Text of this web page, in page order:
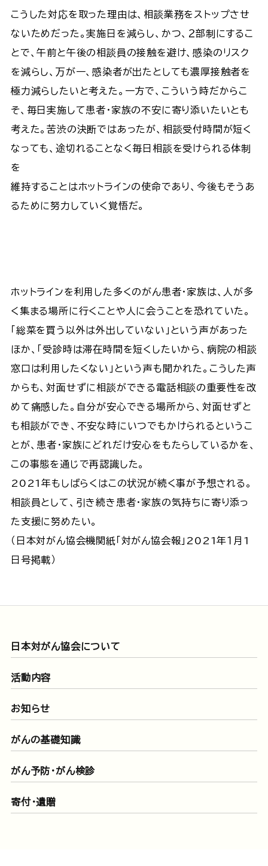
こうした対応を取った理由は、相談業務をストップさせ
ないためだった。実施日を減らし、かつ、２部制にするこ
とで、午前と午後の相談員の接触を避け、感染のリスク
を減らし、万が一、感染者が出たとしても濃厚接触者を
極力減らしたいと考えた。一方で、こういう時だからこ
そ、毎日実施して患者・家族の不安に寄り添いたいとも
考えた。苦渋の決断ではあったが、相談受付時間が短く
なっても、途切れることなく毎日相談を受けられる体制
を
維持することはホットラインの使命であり、今後もそうあ
るために努力していく覚悟だ。
ホットラインを利用した多くのがん患者・家族は、人が多
く集まる場所に行くことや人に会うことを恐れていた。
「総菜を買う以外は外出していない」という声があった
ほか、「受診時は滞在時間を短くしたいから、病院の相談
窓口は利用したくない」という声も聞かれた。こうした声
からも、対面せずに相談ができる電話相談の重要性を改
めて痛感した。自分が安心できる場所から、対面せずと
も相談ができ、不安な時にいつでもかけられるというこ
とが、患者・家族にどれだけ安心をもたらしているかを、
この事態を通じで再認識した。
2021年もしばらくはこの状況が続く事が予想される。
相談員として、引き続き患者・家族の気持ちに寄り添っ
た支援に努めたい。
（日本対がん協会機関紙「対がん協会報」2021年１月1
日号掲載）
日本対がん協会について
活動内容
お知らせ
がんの基礎知識
がん予防・がん検診
寄付・遺贈